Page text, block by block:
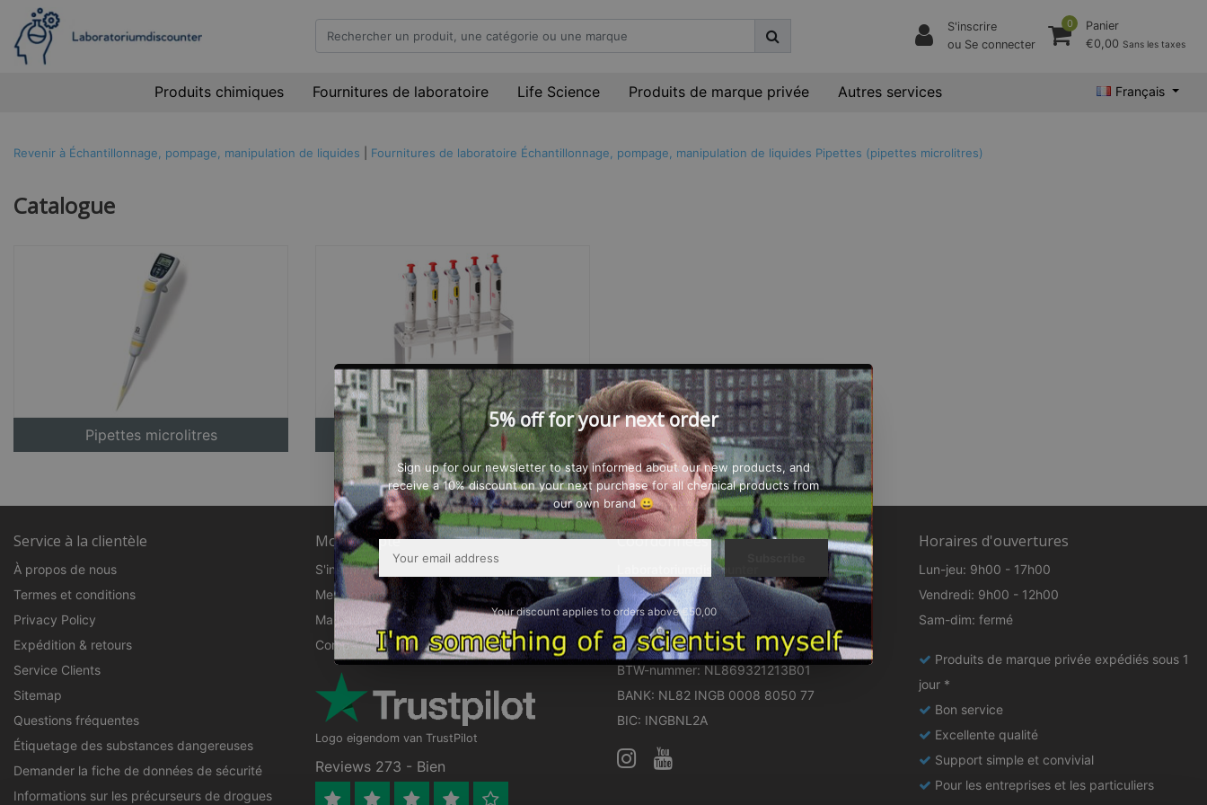
S'inscrire
ou Se connecter
0
Panier
€0,00 Sans les taxes
Produits chimiques Fournitures de laboratoire Life Science Produits de marque privée Autres services Français
Revenir à Échantillonnage, pompage, manipulation de liquides Fournitures de laboratoire Échantillonnage, pompage, manipulation de liquides Pipettes (pipettes microlitres)
Catalogue
Pipettes microlitres accessoires
Service à la clientèle
À propos de nous
Termes et conditions
Privacy Policy
Expédition & retours
Service Clients
Sitemap
Questions fréquentes
Étiquetage des substances dangereuses
Demander la fiche de données de sécurité
Informations sur les précurseurs de drogues
Mon compte
S'inscrire
Mes commandes
Ma liste de souhaits
Comparer les produits
Logo eigendom van TrustPilot
Reviews 273 - Bien
Coordonnées
Laboratoriumdiscounter
+31 255 700 210
info@laboratoriumdiscounter.nl
KVK-nummer: 75528266
BTW-nummer: NL869321213B01
BANK: NL82 INGB 0008 8050 77
BIC: INGBNL2A
Horaires d'ouvertures
Lun-jeu: 9h00 - 17h00
Vendredi: 9h00 - 12h00
Sam-dim: fermé
Produits de marque privée expédiés sous 1
jour *
Bon service
Excellente qualité
Support simple et convivial
Pour les entreprises et les particuliers
5% off for your next order
Sign up for our newsletter to stay informed about our new products, and
receive a 10% discount on your next purchase for all chemical products from
our own brand 😀
Your discount applies to orders above €50,00